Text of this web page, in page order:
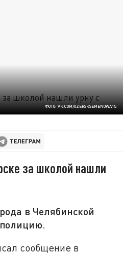
ФОТО: VK.COM/OZERSKSEMENOWA15
за школой нашли
в Челябинской
сообщение в